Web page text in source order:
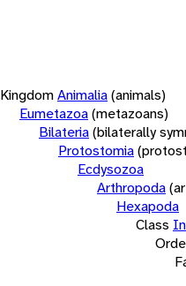
KingdomAnimalia(animals)
Eumetazoa(metazoans)
Bilateria(bilaterally
Protostomia
Ecdysozoa
Arthropoda
Hexapoda
Class